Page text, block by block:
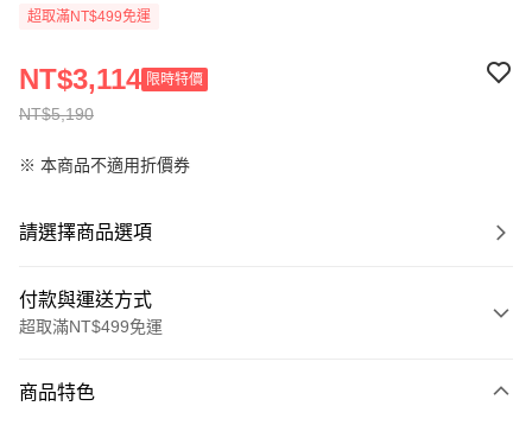
超取滿NT$499免運
NT$5,190
NT$3,114 限時特價
※ 本商品不適用折價券
請選擇商品選項
付款與運送方式
超取滿NT$499免運
信用卡一次付款
商品特色